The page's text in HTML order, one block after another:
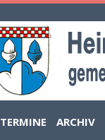
TERMINE ARCHIV